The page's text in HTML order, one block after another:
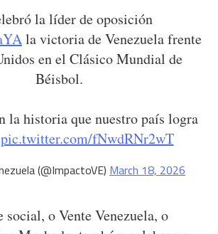
la líder de oposición
la victoria de Venezuela frente
en el Clásico Mundial de
Béisbol.
la historia que nuestro país logra
pic.twitter.com/fNwdRNr2wT
(@ImpactoVE) March 18, 2026
social, o Vente Venezuela, o